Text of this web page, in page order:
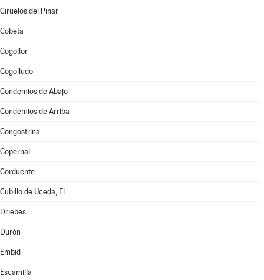
Ciruelos del Pinar
Cobeta
Cogollor
Cogolludo
Condemios de Abajo
Condemios de Arriba
Congostrina
Copernal
Corduente
Cubillo de Uceda, El
Driebes
Durón
Embid
Escamilla